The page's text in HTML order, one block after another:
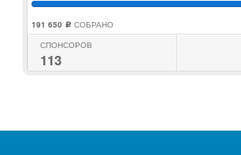
191 650 c СОБРАНО
СПОНСОРОВ
113